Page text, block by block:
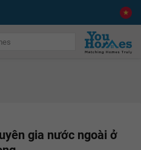
gia nước ngoài ở